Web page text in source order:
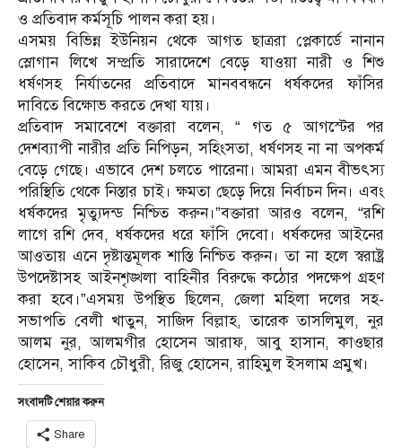
ও প্রতিবাদ কর্মসূচি পালন করা হয়।
এসময় বিভিন্ন ইউনিয়ন থেকে আগত ছাত্ররা প্লেকার্ডে নানান
স্লোগান লিখে সম্প্রতি সারাদেশে বেড়ে যাওয়া নারী ও শিশু
ধর্ষণসহ নির্যাতনের প্রতিবাদে মানববন্ধনে ধর্ষকদের ফাঁসির
দাবিতে বিক্ষোভ করতে দেখা যায়।
প্রতিবাদ সমাবেশে বক্তারা বলেন, “ গত ৫ আগস্টের পর
দেশব্যাপী নারীর প্রতি নিপিড়ন, সহিংসতা, ধর্ষণসহ না না অপকর্ম
বেড়ে গেছে। এভাবে দেশ চলতে পারেনা। আমরা এমন বীভৎস্য
পরিস্থিতি থেকে নিস্তার চাই। ক্ষমতা ছেড়ে দিয়ে নির্বাচন দিন। এবং
ধর্ষকদের মৃত্যুদন্ড নিশ্চিত করুন।”বক্তারা আরও বলেন, “রশি
লাগে রশি দেব, ধর্ষকদের ধরে ফাঁসি দেবো। ধর্ষকদের আইনের
আওতায় এনে দৃষ্টান্তমূলক শাস্তি নিশ্চিত করুন। তা না হলে স্বরাষ্ট্র
উপদেষ্টাসহ আইনশৃঙ্খলা বাহিনীর বিরুদ্ধে কঠোর পদক্ষেপ গ্রহণ
করা হবে।”এসময় উপস্থিত ছিলেন, জেলা মহিলা দলের সহ-
সভাপতি বেলী খাতুন, সাজিদ বিল্লাহ, তারেক তাসলিমুল, নুর
আলম নুর, আলমগীর হোসেন আরাফ, আবু হাসান, কাওছার
হোসেন, সাকিব চৌধুরী, রিজু হোসেন, রাহিমুল ইসলাম প্রমুখ।
সংবাদটি শেয়ার করুন
Share